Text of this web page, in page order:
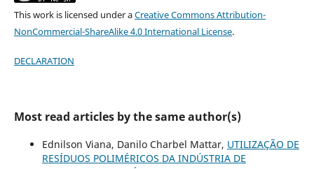
This work is licensed under aCreative Commons Attribution-
NonCommercial-ShareAlike 4.0 International License.
DECLARATION
Most read articles by the same author(s)
Ednilson Viana, Danilo Charbel Mattar, UTILIZAÇÃO DE
RESÍDUOS POLIMÉRICOS DA INDÚSTRIA DE